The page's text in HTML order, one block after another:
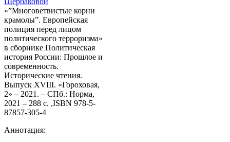
«”Многоветвистые корни
крамолы”. Европейская
полиция перед лицом
политического терроризма»
в сборнике Политическая
история России: Прошлое и
современность.
Исторические чтения.
Выпуск XVIII. «Гороховая,
2» – 2021. – СПб.: Норма,
2021 – 288 с. ,ISBN 978-5-
87857-305-4
Аннотация: